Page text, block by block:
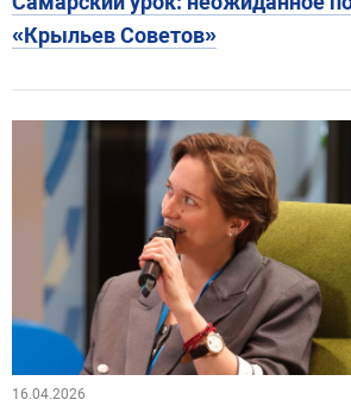
«Крыльев Советов»
16.04.2026